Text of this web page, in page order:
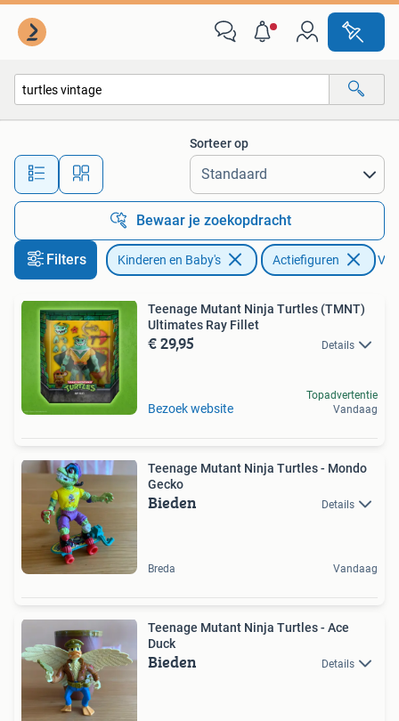
Alle afstanden…
Sorteer op
Bewaar je zoekopdracht
Filters Kinderen en Baby's Actiefiguren
Teenage Mutant Ninja Turtles (TMNT)
Ultimates Ray Fillet
€ 29,95 Details
Bezoek website
Topadvertentie
Vandaag
Teenage Mutant Ninja Turtles - Mondo
Gecko
Bieden Details
Breda Vandaag
Teenage Mutant Ninja Turtles - Ace
Duck
Bieden Details